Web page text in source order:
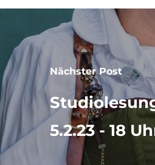
Nächster Post
5.2.23 - 18
93